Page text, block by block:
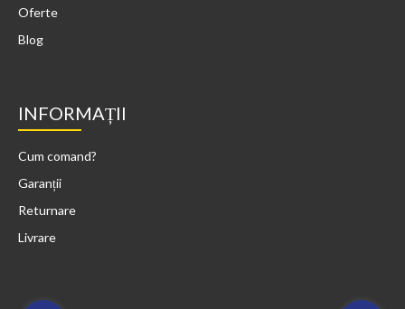
Oferte
Blog
INFORMAȚII
Cum comand?
Garanții
Returnare
Livrare